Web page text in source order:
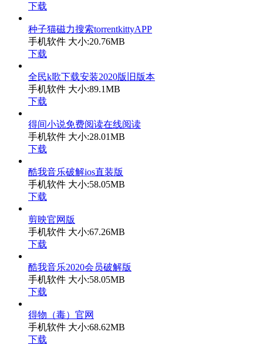
下载
种子猫磁力搜索torrentkittyAPP
手机软件 大小:20.76MB
下载
全民k歌下载安装2020版旧版本
手机软件 大小:89.1MB
下载
得间小说免费阅读在线阅读
手机软件 大小:28.01MB
下载
酷我音乐破解ios直装版
手机软件 大小:58.05MB
下载
剪映官网版
手机软件 大小:67.26MB
下载
酷我音乐2020会员破解版
手机软件 大小:58.05MB
下载
得物（毒）官网
手机软件 大小:68.62MB
下载